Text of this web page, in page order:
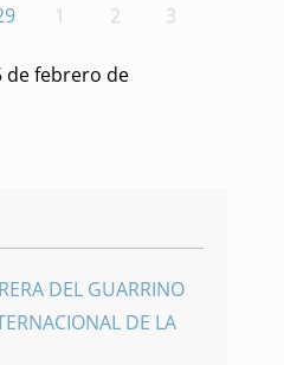
1 2 3
de febrero de
DEL GUARRINO
DE LA